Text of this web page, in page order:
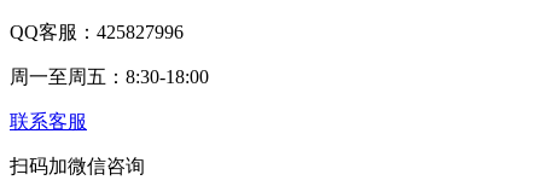
QQ客服：425827996
周一至周五：8:30-18:00
联系客服
扫码加微信咨询